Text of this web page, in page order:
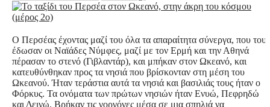
Ο Περσέας έχοντας μαζί του όλα τα απαραίτητα σύνεργα, που του
έδωσαν οι Ναϊάδες Νύμφες, μαζί με τον Ερμή και την Αθηνά
πέρασαν το στενό (Γιβλαντάρ), και μπήκαν στον Ωκεανό, και
κατευθύνθηκαν προς τα νησιά που βρίσκονταν στη μέση του
Ωκεανού. Ήταν τεράστια αυτά τα νησιά και βασιλιάς τους ήταν ο
Φόρκυς. Τα ονόματα των πρώτων νησιών ήταν Ενυώ, Πεφρηδώ
και Δεινώ. Βρήκαν τις γοργόνες μέσα σε μια σπηλιά να